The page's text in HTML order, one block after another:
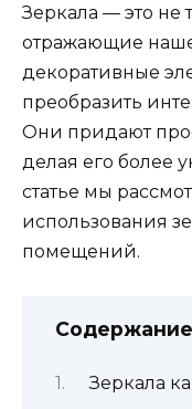
Зеркала — это не
отражающие
декоративные
преобразить
Они придают
делая его более
статье мы
использования
помещений.
Содержание
Зеркала